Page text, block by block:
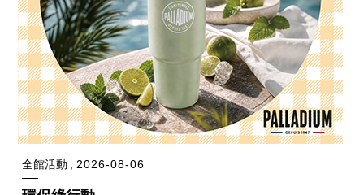
全館活動 2026-08-06